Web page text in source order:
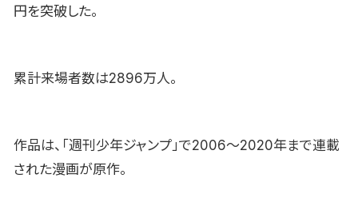
円を突破した。
累計来場者数は2896万人。
作品は、「週刊少年ジャンプ」で2006〜2020年まで連載
された漫画が原作。